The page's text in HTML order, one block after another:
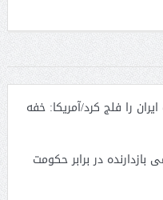
را فلج کرد/آمریکا: خفه
در برابر حکومت